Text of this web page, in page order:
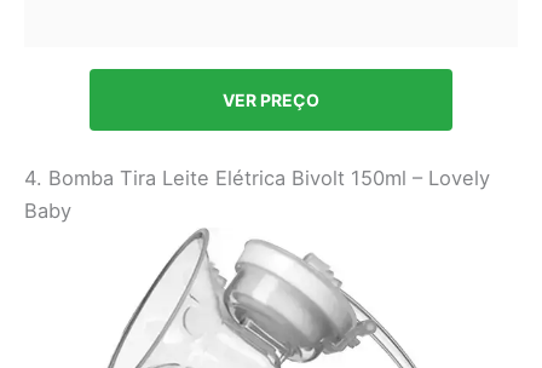
VER PREÇO
4. Bomba Tira Leite Elétrica Bivolt 150ml – Lovely
Baby